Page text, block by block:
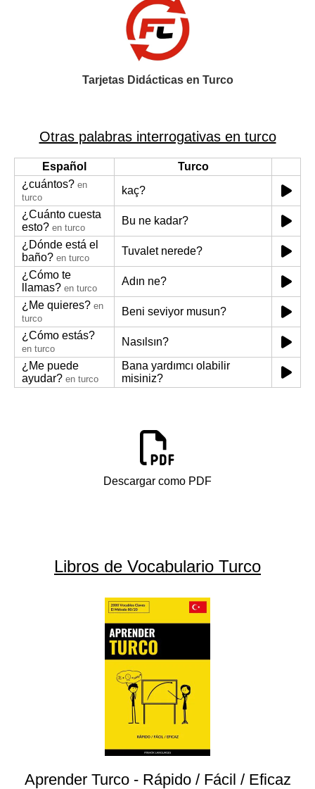
Tarjetas Didácticas en Turco
Otras palabras interrogativas en turco
Español
Turco
¿cuántos? en
turco
kaç?
¿Cuánto cuesta
esto? en turco
Bu ne kadar?
¿Dónde está el
baño? en turco
Tuvalet nerede?
¿Cómo te
llamas? en turco
Adın ne?
¿Me quieres? en
turco
Beni seviyor musun?
¿Cómo estás?
en turco
Nasılsın?
¿Me puede
ayudar? en turco
Bana yardımcı olabilir
misiniz?
Descargar como PDF
Libros de Vocabulario Turco
Aprender Turco - Rápido / Fácil / Eficaz